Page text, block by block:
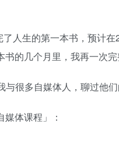
人生的第一本书，预计
的几个月里，我再一次完
很多自媒体人，聊过他们
体课程」：